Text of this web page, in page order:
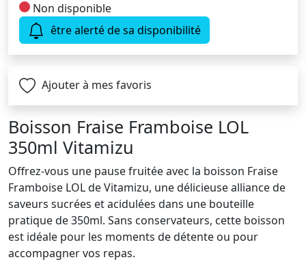
Non disponible
être alerté de sa disponibilité
Ajouter à mes favoris
Boisson Fraise Framboise LOL
350ml Vitamizu
Offrez-vous une pause fruitée avec la boisson Fraise
Framboise LOL de Vitamizu, une délicieuse alliance de
saveurs sucrées et acidulées dans une bouteille
pratique de 350ml. Sans conservateurs, cette boisson
est idéale pour les moments de détente ou pour
accompagner vos repas.